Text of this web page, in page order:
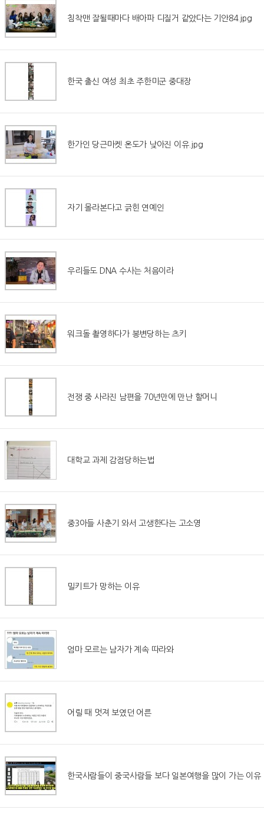
침착맨 잘될때마다 배아파 디질거 같았다는 기안84.jpg
한국 출신 여성 최초 주한미군 중대장
한가인 당근마켓 온도가 낮아진 이유.jpg
자기 몰라본다고 긁힌 연예인
우리들도 DNA 수사는 처음이라
워크돌 촬영하다가 봉변당하는 츠키
전쟁 중 사라진 남편을 70년만에 만난 할머니
대학교 과제 감점당하는법
중3아들 사춘기 와서 고생한다는 고소영
밀키트가 망하는 이유
엄마 모르는 남자가 계속 따라와
어릴 때 멋져 보였던 어른
한국사람들이 중국사람들 보다 일본여행을 많이 가는 이유